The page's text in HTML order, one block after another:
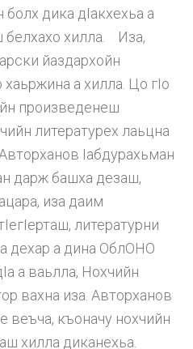
дика дIакхехьа а
белхахо хилла. Иза,
йаздархойн
а хилла. Цо гIо
произведенеш
литературех лаьцна
Iабдурахьман
дарж башха дезаш,
иза даим
литературни
дехар а дина ОблОНО
а ваьлла, Нохчийн
вахна иза. Авторханов
веъча, къоначу нохчийн
хилла диканехьа.